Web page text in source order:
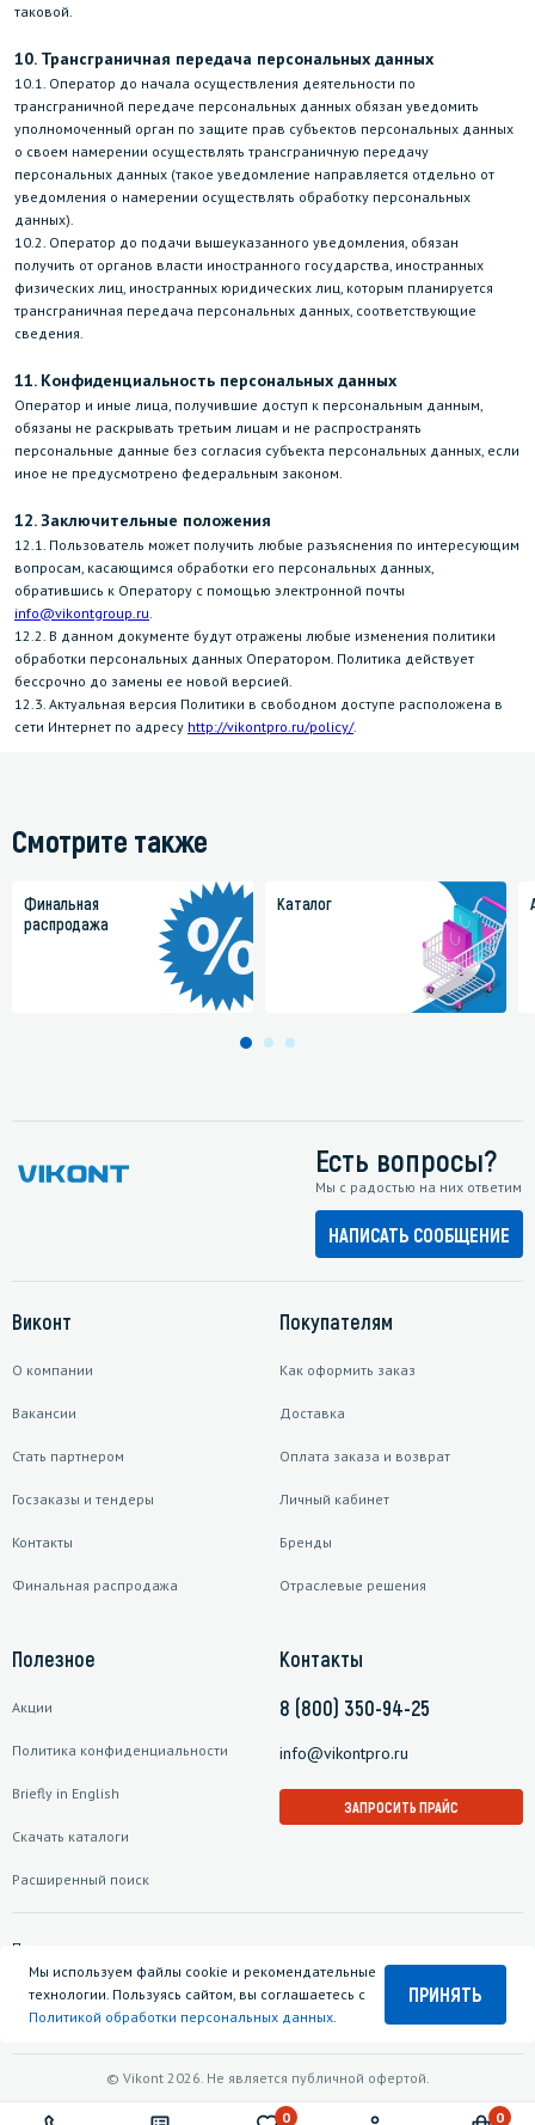
0 0
таковой.
10. Трансграничная передача персональных данных
10.1. Оператор до начала осуществления деятельности по
трансграничной передаче персональных данных обязан уведомить
уполномоченный орган по защите прав субъектов персональных данных
о своем намерении осуществлять трансграничную передачу
персональных данных (такое уведомление направляется отдельно от
уведомления о намерении осуществлять обработку персональных
данных).
10.2. Оператор до подачи вышеуказанного уведомления, обязан
получить от органов власти иностранного государства, иностранных
физических лиц, иностранных юридических лиц, которым планируется
трансграничная передача персональных данных, соответствующие
сведения.
11. Конфиденциальность персональных данных
Оператор и иные лица, получившие доступ к персональным данным,
обязаны не раскрывать третьим лицам и не распространять
персональные данные без согласия субъекта персональных данных, если
иное не предусмотрено федеральным законом.
12. Заключительные положения
12.1. Пользователь может получить любые разъяснения по интересующим
вопросам, касающимся обработки его персональных данных,
обратившись к Оператору с помощью электронной почты
info@vikontgroup.ru
12.2. В данном документе будут отражены любые изменения политики
обработки персональных данных Оператором. Политика действует
бессрочно до замены ее новой версией.
12.3. Актуальная версия Политики в свободном доступе расположена в
сети Интернет по адресу http://vikontpro.ru/policy/.
Смотрите также
Финальная
распродажа
Каталог
Есть вопросы?
Мы с радостью на них ответим
НАПИСАТЬ СООБЩЕНИЕ
Виконт
О компании
Вакансии
Стать партнером
Госзаказы и тендеры
Контакты
Финальная распродажа
Покупателям
Как оформить заказ
Доставка
Оплата заказа и возврат
Личный кабинет
Бренды
Отраслевые решения
Полезное
Акции
Политика конфиденциальности
Briefly in English
Скачать каталоги
Расширенный поиск
Контакты
8 (800) 350-94-25
info@vikontpro.ru
ЗАПРОСИТЬ ПРАЙС
© Vikont 2026. Не является публичной офертой.
Подписаться на рассылку
Мы используем файлы cookie и рекомендательные
технологии. Пользуясь сайтом, вы соглашаетесь с
Политикой обработки персональных данных.
ПРИНЯТЬ